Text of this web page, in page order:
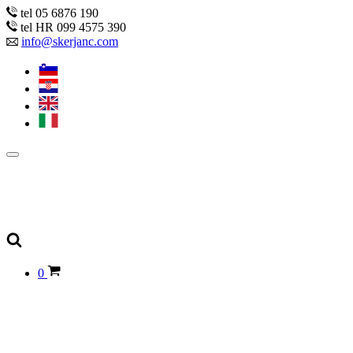
tel 05 6876 190
tel HR 099 4575 390
info@skerjanc.com
0